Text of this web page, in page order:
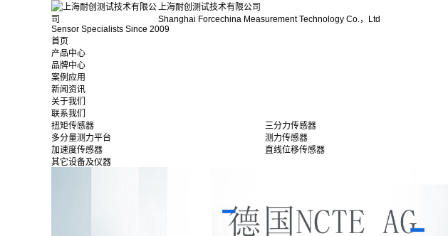
上海耐创测试技术有限公司
Shanghai Forcechina Measurement Technology Co.，Ltd
Sensor Specialists Since 2009
首页
产品中心
品牌中心
案例应用
新闻资讯
关于我们
联系我们
扭矩传感器
三分力传感器
多分量测力平台
测力传感器
加速度传感器
直线位移传感器
其它设备及仪器